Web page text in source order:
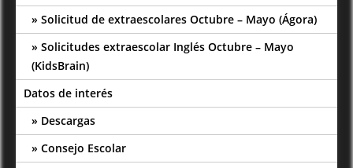
Solicitud de extraescolares Octubre – Mayo (Ágora)
Solicitudes extraescolar Inglés Octubre – Mayo
(KidsBrain)
Datos de interés
Descargas
Consejo Escolar